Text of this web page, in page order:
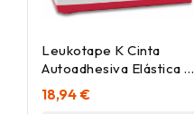
Leukotape K Cinta
Autoadhesiva Elástica 5
Cm X 5 M Color Negro,
1 Ud
18,94 €